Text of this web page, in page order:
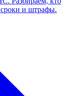
сроки и штрафы.